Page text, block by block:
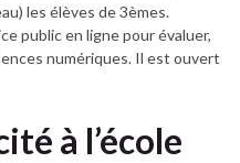
les élèves de 3èmes.
public en ligne pour évaluer,
numériques. Il est ouvert
à l’école